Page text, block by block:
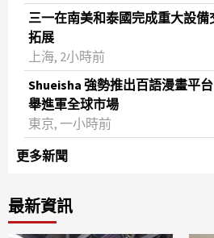
三一在南美和泰國完成重大設
拓展
上海, 2小時前
Shueisha 強勢推出百語漫畫平台
舉進軍全球市場
東京, 一小時前
更多新聞
最新資訊